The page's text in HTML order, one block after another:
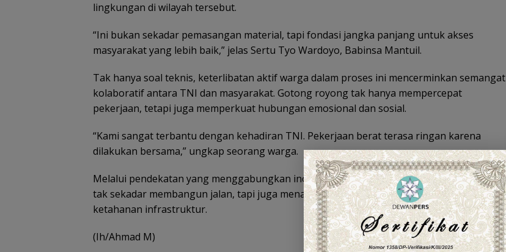
lingkungan di wilayah tersebut.
“Ini bukan sekadar pemasangan material, tapi fondasi jangka panjang untuk akses
masyarakat yang lebih baik,” jelas Sertu Tyo Wardoyo, Babinsa Mantuil.
Tak hanya soal teknis, keterlibatan aktif warga dalam proses ini mencerminkan semangat
kolaboratif antara TNI dan masyarakat. Gotong royong tak hanya mempercepat
pekerjaan, tetapi juga memperkuat hubungan emosional dan sosial.
“Kami sangat terbantu dengan kehadiran TNI. Pekerjaan berat terasa ringan karena
dilakukan bersama,” ungkap seorang warga.
Melalui pendekatan yang menggabungkan inovasi dan partisipasi publik, TMMD ke-125
tak sekadar membangun jalan, tapi juga menanamkan semangat kemandirian desa dan
ketahanan infrastruktur.
(Ih/Ahmad M)